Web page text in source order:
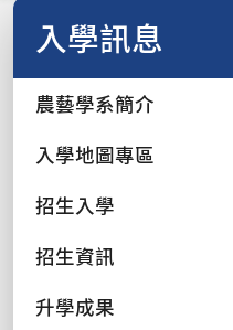
入學訊息
農藝學系簡介
入學地圖專區
招生入學
招生資訊
升學成果